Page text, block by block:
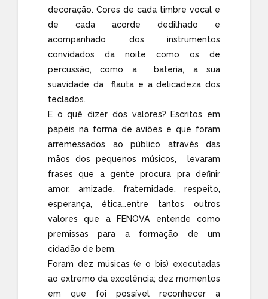
decoração. Cores de cada timbre vocal e
de cada acorde dedilhado e
acompanhado dos instrumentos
convidados da noite como os de
percussão, como a bateria, a sua
suavidade da flauta e a delicadeza dos
teclados.
E o quê dizer dos valores? Escritos em
papéis na forma de aviões e que foram
arremessados ao público através das
mãos dos pequenos músicos, levaram
frases que a gente procura pra definir
amor, amizade, fraternidade, respeito,
esperança, ética…entre tantos outros
valores que a FENOVA entende como
premissas para a formação de um
cidadão de bem.
Foram dez músicas (e o bis) executadas
ao extremo da excelência; dez momentos
em que foi possível reconhecer a